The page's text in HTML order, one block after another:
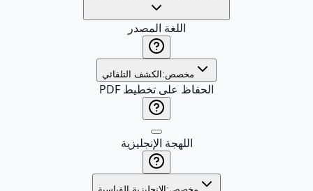
اللغة المصدر
مخصص: الكشف التلقائي
الحفاظ على تخطيط PDF
اللهجة الإنجليزية